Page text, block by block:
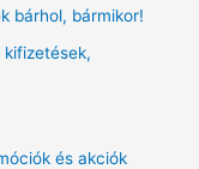
bárhol, bármikor!
kifizetések,
és akciók